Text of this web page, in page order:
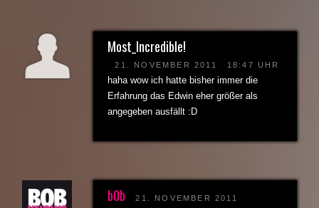
Most_Incredible!
21. NOVEMBER 2011 18:47 UHR
haha wow ich hatte bisher immer die
Erfahrung das Edwin eher größer als
angegeben ausfällt :D
b0b
21. NOVEMBER 2011